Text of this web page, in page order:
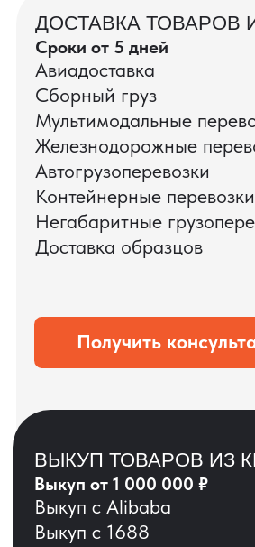
ДО ОПЛАТЫ
ОСТАВЬТЕ ЗАЯВКУ
Мы вернёмся с расчётом и фото после